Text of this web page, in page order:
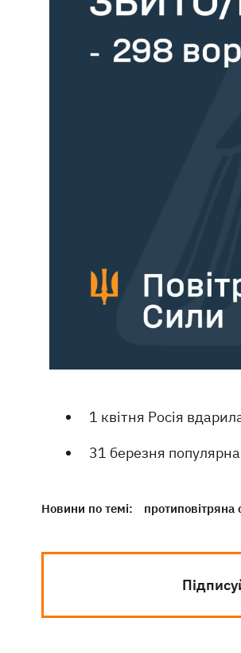
1 квітня Росія
31 березня
Новини по темі: протиповітряна